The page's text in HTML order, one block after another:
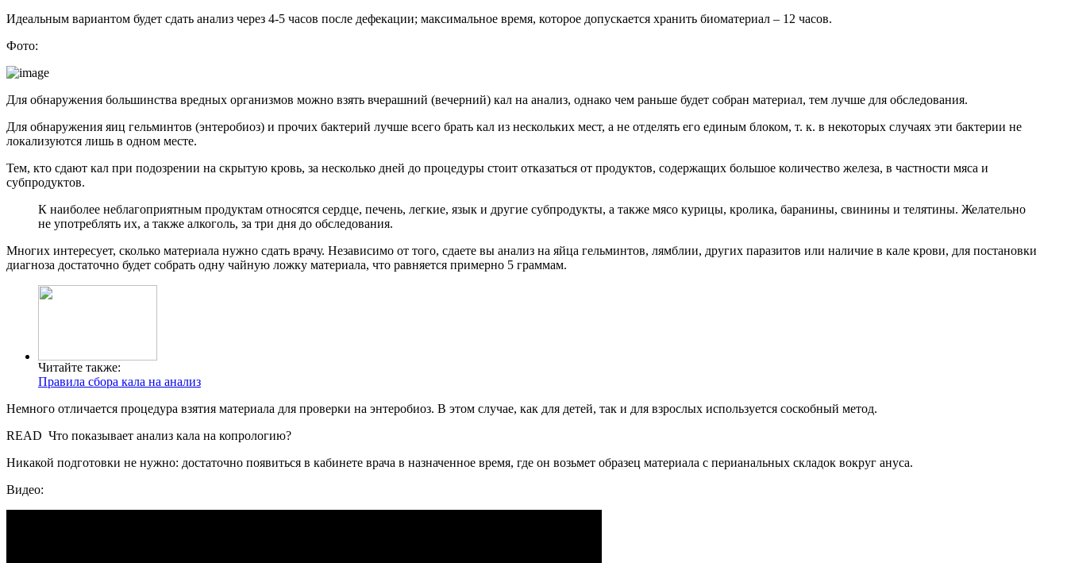
Идеальным вариантом будет сдать анализ через 4-5 часов после дефекации; максимальное время, которое допускается хранить биоматериал – 12 часов.
Фото:
Для обнаружения большинства вредных организмов можно взять вчерашний (вечерний) кал на анализ, однако чем раньше будет собран материал, тем лучше для обследования.
Для обнаружения яиц гельминтов (энтеробиоз) и прочих бактерий лучше всего брать кал из нескольких мест, а не отделять его единым блоком, т. к. в некоторых случаях эти бактерии не
локализуются лишь в одном месте.
Тем, кто сдают кал при подозрении на скрытую кровь, за несколько дней до процедуры стоит отказаться от продуктов, содержащих большое количество железа, в частности мяса и
субпродуктов.
К наиболее неблагоприятным продуктам относятся сердце, печень, легкие, язык и другие субпродукты, а также мясо курицы, кролика, баранины, свинины и телятины. Желательно
не употреблять их, а также алкоголь, за три дня до обследования.
Многих интересует, сколько материала нужно сдать врачу. Независимо от того, сдаете вы анализ на яйца гельминтов, лямблии, других паразитов или наличие в кале крови, для постановки
диагноза достаточно будет собрать одну чайную ложку материала, что равняется примерно 5 граммам.
Читайте также:
Правила сбора кала на анализ
Немного отличается процедура взятия материала для проверки на энтеробиоз. В этом случае, как для детей, так и для взрослых используется соскобный метод.
READ Что показывает анализ кала на копрологию?
Никакой подготовки не нужно: достаточно появиться в кабинете врача в назначенное время, где он возьмет образец материала с перианальных складок вокруг ануса.
Видео: